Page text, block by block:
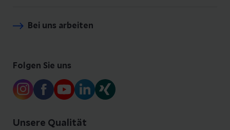
Bei uns arbeiten
Folgen Sie uns
Unsere Qualität